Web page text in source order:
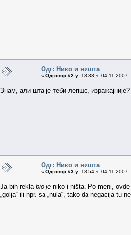
Одг: Нико и ништа
« Одговор #2 у: 13.33 ч. 04.11.2007.
Знам, али шта је теби лепше, изражајније?
Одг: Нико и ништа
« Одговор #3 у: 13.54 ч. 04.11.2007.
Ja bih rekla bio je niko i ništa. Po meni,
„golja“ ili npr. sa „nula“, tako da negacija tu